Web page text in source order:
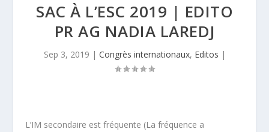
SAC À L’ESC 2019 | EDITO
PR AG NADIA LAREDJ
Sep 3, 2019 | Congrès internationaux, Editos |
L’IM secondaire est fréquente (La fréquence a